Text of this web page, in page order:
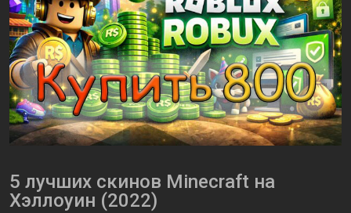
5 лучших скинов Minecraft на
Хэллоуин (2022)